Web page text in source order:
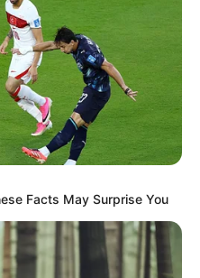
a nyugdíjasok helyzete
az emelkedő
növekedése és a
mind-mind komoly
A kormány egy
a helyzetet, és
havi nyugdíj
Miért merült fel a 14.
új, hiszen már több
Facts May Surprise You